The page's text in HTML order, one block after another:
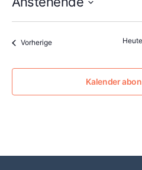
VorherigeVeranstaltungen Heute
Kalender